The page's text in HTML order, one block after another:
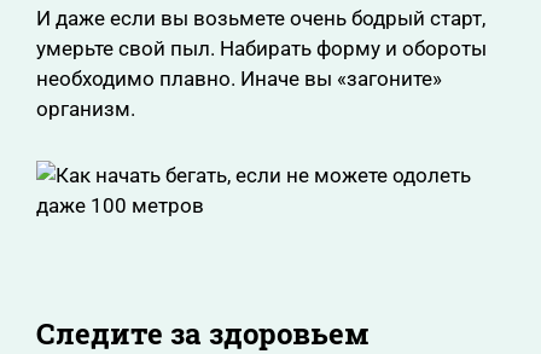
И даже если вы возьмете очень бодрый старт,
умерьте свой пыл. Набирать форму и обороты
необходимо плавно. Иначе вы «загоните»
организм.
Следите за здоровьем